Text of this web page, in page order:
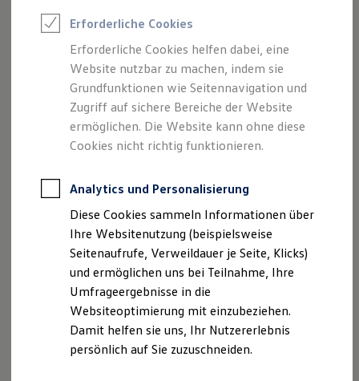
Elektroauto Leasing
Kleinwagen-Leasing
Leasing ohne Anzahlung
Finanzierung
Autokredit mit Schlussrate
Versicherungen und Garantien
Kfz-Versicherung
Restschuldversicherungen
Garantien
Professional Class bei Volkswagen
Behörden
Direktkunden
Sonderfahrzeuge
Anpfiff zum Gewinn
Elektromobilität
Elektroautos
ID. Tutorials
Elektrofahrzeugkonzepte
ID. EVERY1
Reichweite
Der Polo
Kompakt, wendig und voller Möglichkeiten.
Entdecken Sie den Polo.
Erforderliche Cookies
Erforderliche Cookies helfen dabei, eine
Website nutzbar zu machen, indem sie
Grundfunktionen wie Seitennavigation und
Zugriff auf sichere Bereiche der Website
ermöglichen. Die Website kann ohne diese
Cookies nicht richtig funktionieren.
Analytics und Personalisierung
Diese Cookies sammeln Informationen über
Ihre Websitenutzung (beispielsweise
Seitenaufrufe, Verweildauer je Seite, Klicks)
und ermöglichen uns bei Teilnahme, Ihre
Umfrageergebnisse in die
Websiteoptimierung mit einzubeziehen.
Damit helfen sie uns, Ihr Nutzererlebnis
persönlich auf Sie zuzuschneiden.